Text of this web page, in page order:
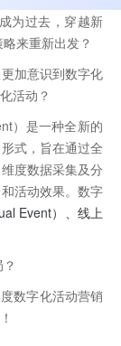
为过去，穿越新
来重新出发？
加意识到数字化
活动？
）是一种全新的
式，旨在通过全
度数据采集及分
活动效果。数字
Event）、线上
数字化活动营销